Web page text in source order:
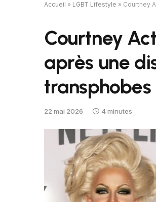
Accueil » LGBT Lifestyle » Courtney
Courtney
après une
transphobes
22 mai 2026 4 minutes